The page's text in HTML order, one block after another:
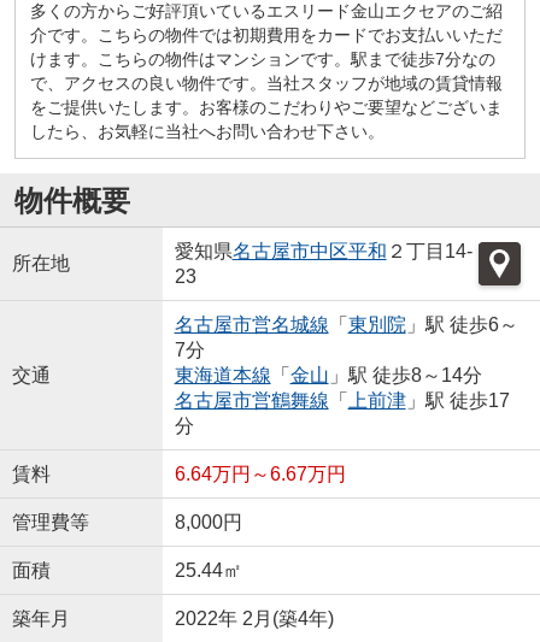
多くの方からご好評頂いているエスリード金山エクセアのご紹
介です。こちらの物件では初期費用をカードでお支払いいただ
けます。こちらの物件はマンションです。駅まで徒歩7分なの
で、アクセスの良い物件です。当社スタッフが地域の賃貸情報
をご提供いたします。お客様のこだわりやご要望などございま
したら、お気軽に当社へお問い合わせ下さい。
物件概要
所在地
愛知県名古屋市中区平和 ２丁目14-
23
交通
名古屋市営名城線 「 東別院」駅 徒歩6～
7分
東海道本線 「 金山 」駅 徒歩8～14分
名古屋市営鶴舞線 「 上前津」駅 徒歩17
分
賃料 6.64万円～6.67万円
管理費等 8,000円
面積 25.44㎡
築年月 2022年 2月(築4年)